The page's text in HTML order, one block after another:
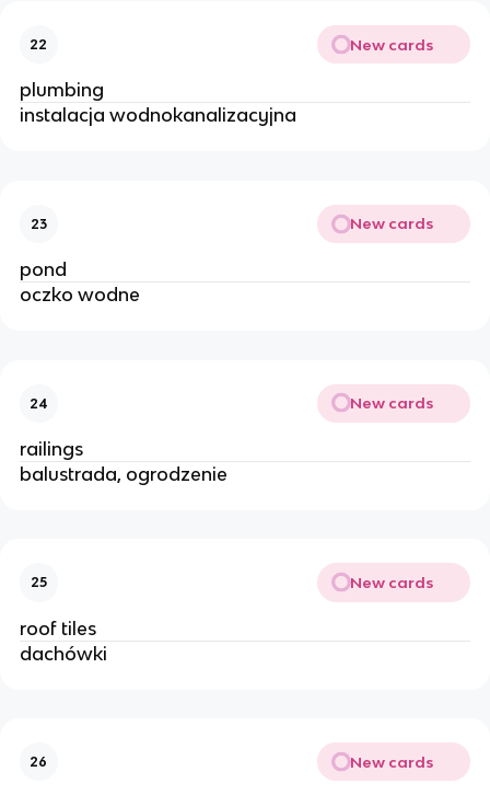
22 New cards
plumbing
instalacja wodnokanalizacyjna
23 New cards
pond
oczko wodne
24 New cards
railings
balustrada, ogrodzenie
25 New cards
roof tiles
dachówki
26 New cards